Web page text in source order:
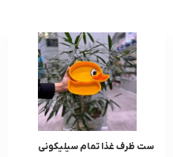
ست ظرف غذا تمام سیلیکونی